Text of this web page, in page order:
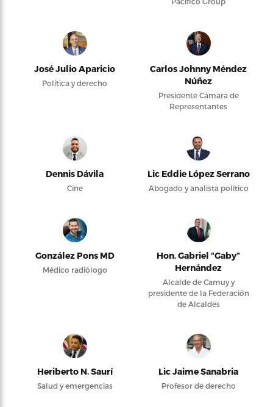
José Julio Aparicio
Política y derecho
Carlos Johnny Méndez
Núñez
Presidente Cámara de
Representantes
Dennis Dávila
Cine
Lic Eddie López Serrano
Abogado y analista político
González Pons MD
Médico radiólogo
Hon. Gabriel “Gaby”
Hernández
Alcalde de Camuy y
presidente de la Federación
de Alcaldes
Heriberto N. Saurí
Salud y emergencias
Lic Jaime Sanabria
Profesor de derecho